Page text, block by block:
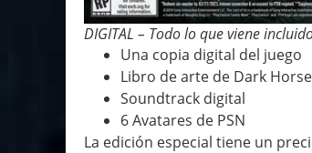
DIGITAL – Todo lo que viene
Una copia digital del juego
Libro de arte de Dark Horse
Soundtrack digital
6 Avatares de PSN
La edición especial tiene un